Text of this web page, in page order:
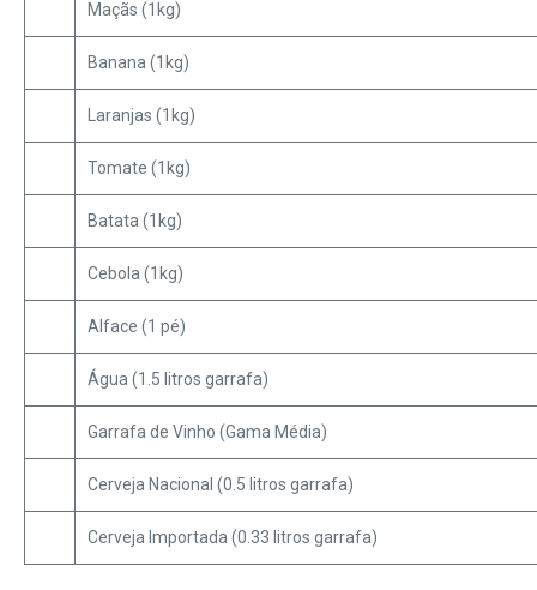
Maçãs (1kg)
Banana (1kg)
Laranjas (1kg)
Tomate (1kg)
Batata (1kg)
Cebola (1kg)
Alface (1 pé)
Água (1.5 litros garrafa)
Garrafa de Vinho (Gama Média)
Cerveja Nacional (0.5 litros garrafa)
Cerveja Importada (0.33 litros garrafa)